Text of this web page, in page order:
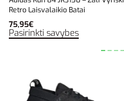
Retro Laisvalaikio Batai
75,95€
Pasirinkti savybes